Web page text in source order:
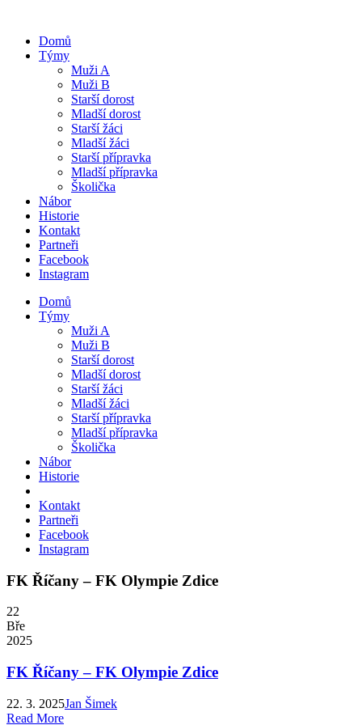
Domů
Týmy
Muži A
Muži B
Starší dorost
Mladší dorost
Starší žáci
Mladší žáci
Starší přípravka
Mladší přípravka
Školička
Nábor
Historie
Kontakt
Partneři
Facebook
Instagram
Domů
Týmy
Muži A
Muži B
Starší dorost
Mladší dorost
Starší žáci
Mladší žáci
Starší přípravka
Mladší přípravka
Školička
Nábor
Historie
Kontakt
Partneři
Facebook
Instagram
FK Říčany – FK Olympie Zdice
22
Bře
2025
FK Říčany – FK Olympie Zdice
22. 3. 2025Jan Šimek
Read More